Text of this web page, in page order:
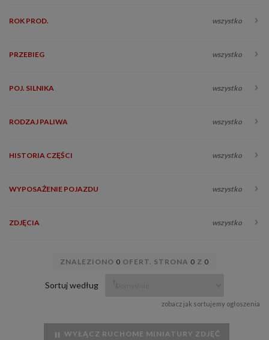
ROK PROD. wszystko
PRZEBIEG wszystko
POJ. SILNIKA wszystko
RODZAJ PALIWA wszystko
HISTORIA CZĘŚCI wszystko
WYPOSAŻENIE POJAZDU wszystko
ZDJĘCIA wszystko
ZNALEZIONO 0 OFERT. STRONA 0 Z 0
Sortuj według
zobacz jak sortujemy ogłoszenia
WYŁĄCZ RUCHOME MINIATURY ZDJĘĆ